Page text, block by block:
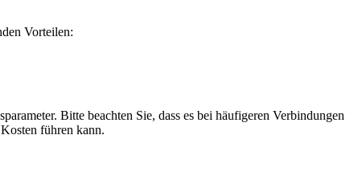
Vorteilen:
Bitte beachten Sie, dass es bei häufigeren Verbindungen
führen kann.